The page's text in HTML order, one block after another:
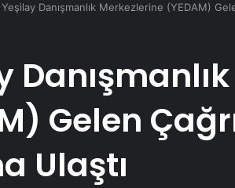
Yeşilay Danışmanlık Merkezlerine (YEDAM)
Gelen Çağrı
Ulaştı